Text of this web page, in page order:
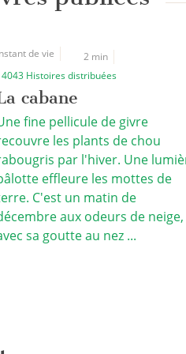
de vie
2 min
4043 Histoires distribuées
cabane
fine pellicule de givre
les plants de chou
par l'hiver. Une
effleure les mottes de
C'est un matin de
aux odeurs de neige,
sa goutte au nez ...